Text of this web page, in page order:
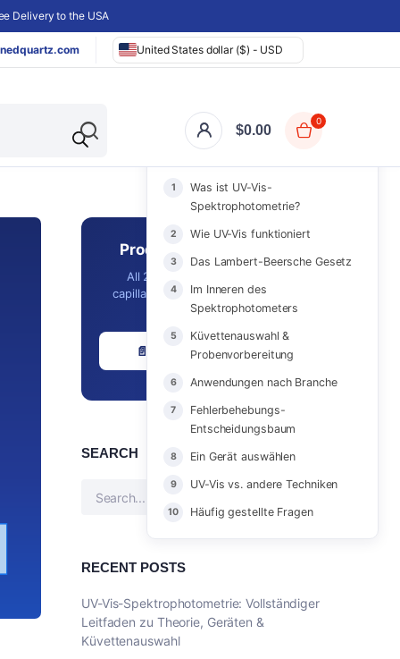
Delivery to the USA
United States dollar ($) - USD
$0.00
0
AUF DIESER SEITE
Was ist UV-Vis-
Spektrophotometrie?
Wie UV-Vis funktioniert
Das Lambert-Beersche Gesetz
Im Inneren des
Spektrophotometers
Küvettenauswahl &
Probenvorbereitung
Anwendungen nach Branche
Fehlerbehebungs-
Entscheidungsbaum
Ein Gerät auswählen
UV-Vis vs. andere Techniken
Häufig gestellte Fragen
Product Catalog 2026
All 2,561 in-stock cuvettes,
capillaries, optics & labware with
prices - in one PDF.
📄 Download Free PDF
SEARCH
RECENT POSTS
UV-Vis-Spektrophotometrie: Vollständiger
Leitfaden zu Theorie, Geräten &
Küvettenauswahl